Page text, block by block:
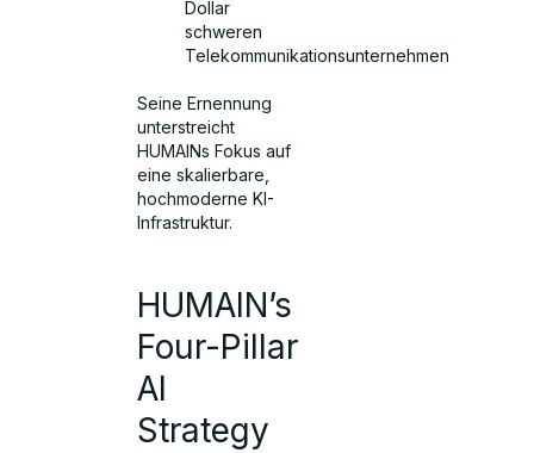
Dollar
schweren
Telekommunikationsunternehmen
Seine Ernennung
unterstreicht
HUMAINs Fokus auf
eine skalierbare,
hochmoderne KI-
Infrastruktur.
HUMAIN’s
Four-Pillar
AI
Strategy